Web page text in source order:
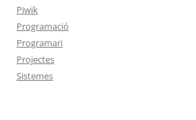
Piwik
Programació
Programari
Projectes
Sistemes